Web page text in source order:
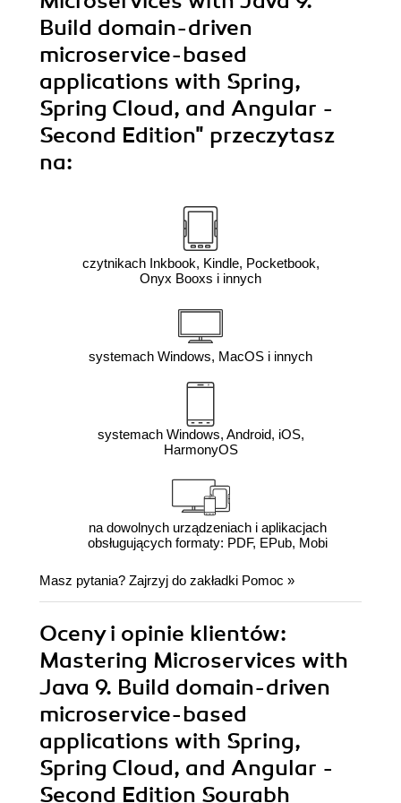
Build domain-driven
microservice-based
applications with Spring,
Spring Cloud, and Angular -
Second Edition" przeczytasz
na:
czytnikach Inkbook, Kindle, Pocketbook,
Onyx Booxs i innych
systemach Windows, MacOS i innych
systemach Windows, Android, iOS,
HarmonyOS
na dowolnych urządzeniach i aplikacjach
obsługujących formaty: PDF, EPub, Mobi
Masz pytania? Zajrzyj do zakładki Pomoc »
Oceny i opinie klientów:
Mastering Microservices with
Java 9. Build domain-driven
microservice-based
applications with Spring,
Spring Cloud, and Angular -
Second Edition Sourabh